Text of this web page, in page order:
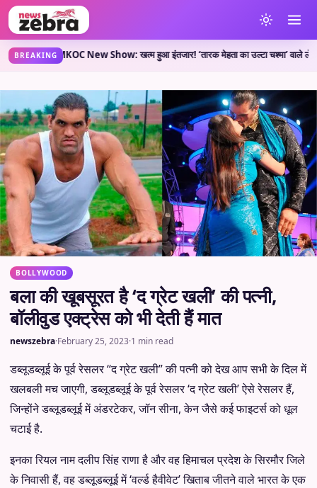
BREAKING
है?•TMKOC New Show: खत्म हुआ इंतजार! ‘तारक मेहता का उल्टा चश्मा’ वाले लेकर आए
BOLLYWOOD
बला की खूबसूरत है ‘द ग्रेट खली’ की पत्नी,
बॉलीवुड एक्ट्रेस को भी देती हैं मात
newszebra·February 25, 2023·1 min read
डब्लूडब्लूई के पूर्व रेसलर“द ग्रेट खली”की पत्नी को देख आप सभी के दिल में
खलबली मच जाएगी,डब्लूडब्लूई के पूर्व रेसलर‘द ग्रेट खली’ऐसे रेसलर हैं,
जिन्होंने डब्लूडब्लूई में अंडरटेकर,जॉन सीना,केन जैसे कई फाइटर्स को धूल
चटाई है.
इनका रियल नाम दलीप सिंह राणा है और वह हिमाचल प्रदेश के सिरमौर जिले
के निवासी हैं,वह डब्लूडब्लूई में‘वर्ल्ड हैवीवेट’खिताब जीतने वाले भारत के एक